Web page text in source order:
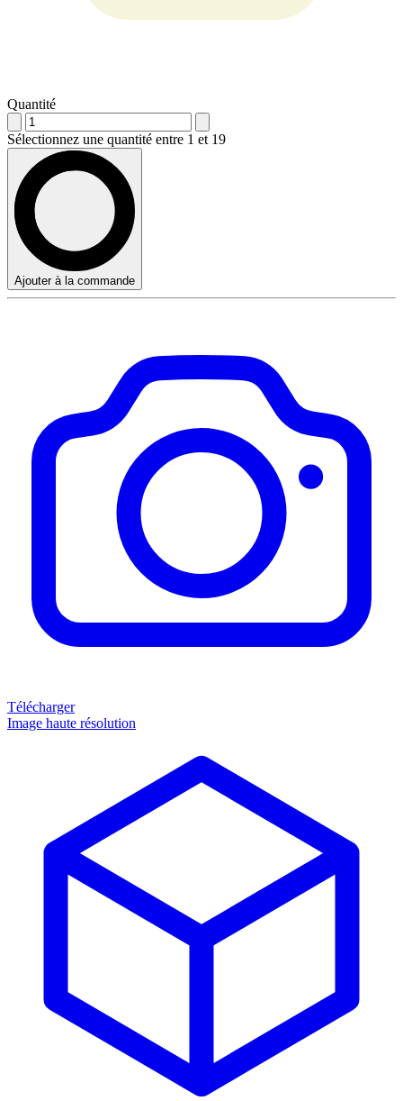
Quantité
Sélectionnez une quantité entre 1 et 19
Ajouter à la commande
Télécharger
Image haute résolution